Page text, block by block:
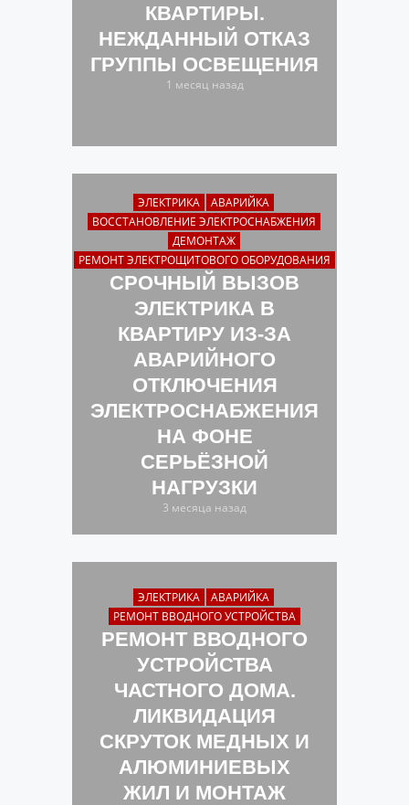
КВАРТИРЫ.
НЕЖДАННЫЙ ОТКАЗ
ГРУППЫ ОСВЕЩЕНИЯ
1 месяц назад
ЭЛЕКТРИКА
АВАРИЙКА
ВОССТАНОВЛЕНИЕ ЭЛЕКТРОСНАБЖЕНИЯ
ДЕМОНТАЖ
РЕМОНТ ЭЛЕКТРОЩИТОВОГО ОБОРУДОВАНИЯ
СРОЧНЫЙ ВЫЗОВ
ЭЛЕКТРИКА В
КВАРТИРУ ИЗ-ЗА
АВАРИЙНОГО
ОТКЛЮЧЕНИЯ
ЭЛЕКТРОСНАБЖЕНИЯ
НА ФОНЕ
СЕРЬЁЗНОЙ
НАГРУЗКИ
3 месяца назад
ЭЛЕКТРИКА
АВАРИЙКА
РЕМОНТ ВВОДНОГО УСТРОЙСТВА
РЕМОНТ ВВОДНОГО
УСТРОЙСТВА
ЧАСТНОГО ДОМА.
ЛИКВИДАЦИЯ
СКРУТОК МЕДНЫХ И
АЛЮМИНИЕВЫХ
ЖИЛ И МОНТАЖ